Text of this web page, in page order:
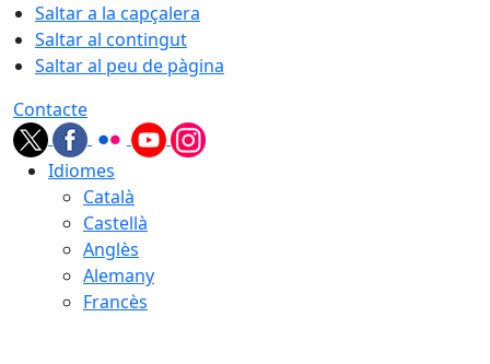
Saltar a la capçalera
Saltar al contingut
Saltar al peu de pàgina
Contacte
Idiomes
Català
Castellà
Anglès
Alemany
Francès